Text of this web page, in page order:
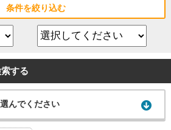
条件を絞り込む
する
んでください